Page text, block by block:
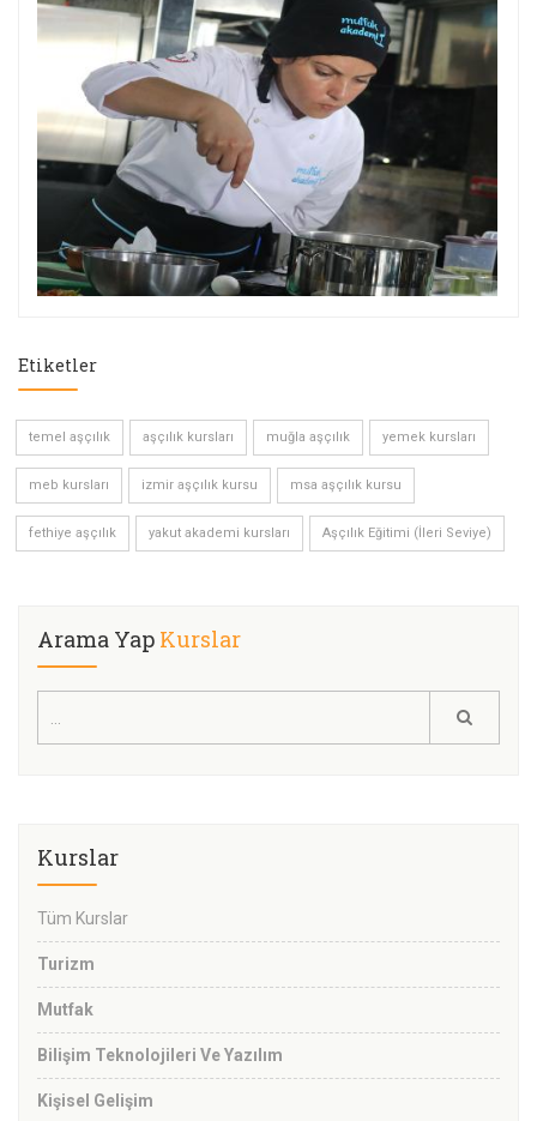
Etiketler
temel aşçılık aşçılık kursları muğla aşçılık yemek kursları
meb kursları izmir aşçılık kursu msa aşçılık kursu
fethiye aşçılık yakut akademi kursları Aşçılık Eğitimi (İleri Seviye)
Arama Yap Kurslar
Kurslar
Tüm Kurslar
Turizm
Mutfak
Bilişim Teknolojileri Ve Yazılım
Kişisel Gelişim